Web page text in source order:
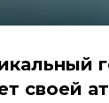
своей